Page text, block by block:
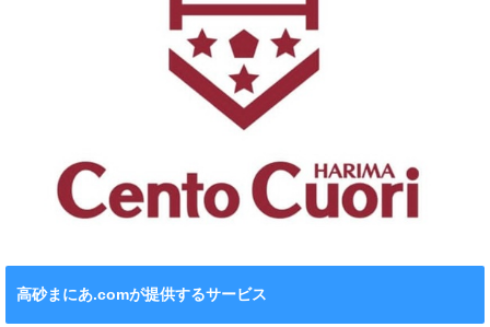
高砂まにあ.comが提供するサービス